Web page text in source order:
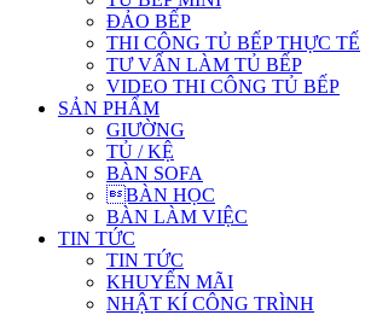
ĐẢO BẾP
THI CÔNG TỦ BẾP THỰC TẾ
TƯ VẤN LÀM TỦ BẾP
VIDEO THI CÔNG TỦ BẾP
SẢN PHẨM
GIƯỜNG
TỦ / KỆ
BÀN SOFA
BÀN HỌC
BÀN LÀM VIỆC
TIN TỨC
TIN TỨC
KHUYẾN MÃI
NHẬT KÍ CÔNG TRÌNH